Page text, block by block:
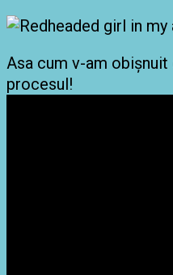
Asa cum v-am
procesul!